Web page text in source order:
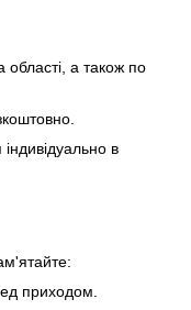
області, а також по
в
приходом.